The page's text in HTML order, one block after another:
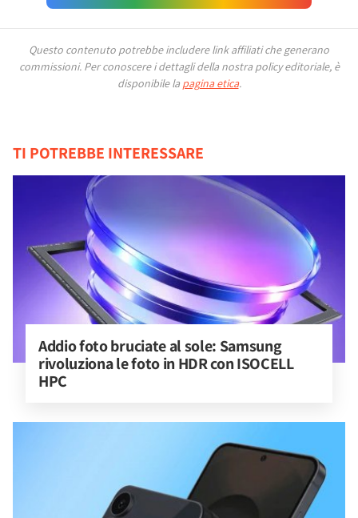
Questo contenuto potrebbe includere link affiliati che generano
commissioni. Per conoscere i dettagli della nostra policy editoriale, è
disponibile la pagina etica.
TI POTREBBE INTERESSARE
Addio foto bruciate al sole: Samsung
rivoluziona le foto in HDR con ISOCELL
HPC